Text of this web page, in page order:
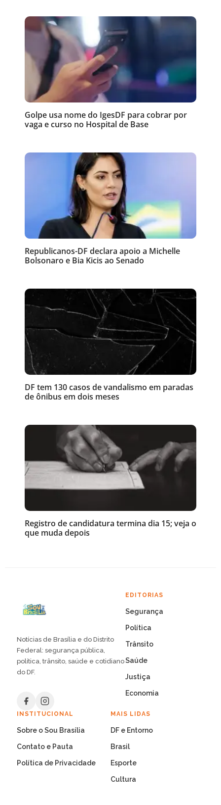
Golpe usa nome do IgesDF para cobrar por
vaga e curso no Hospital de Base
Republicanos-DF declara apoio a Michelle
Bolsonaro e Bia Kicis ao Senado
DF tem 130 casos de vandalismo em paradas
de ônibus em dois meses
Registro de candidatura termina dia 15; veja o
que muda depois
Notícias de Brasília e do Distrito
Federal: segurança pública,
política, trânsito, saúde e cotidiano
do DF.
EDITORIAS
Segurança
Política
Trânsito
Saúde
Justiça
Economia
INSTITUCIONAL
Sobre o Sou Brasília
Contato e Pauta
Política de Privacidade
MAIS LIDAS
DF e Entorno
Brasil
Esporte
Cultura